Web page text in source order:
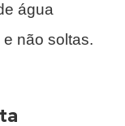
água
não soltas.